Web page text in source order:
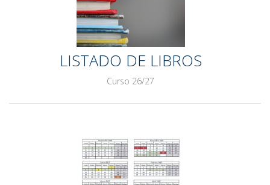
LISTADO DE LIBROS
Curso 26/27